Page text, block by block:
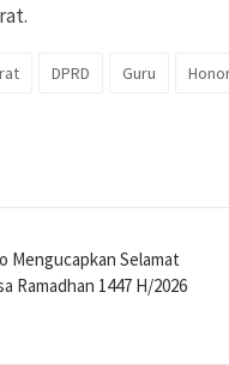
DPRD Guru
Mengucapkan Selamat
Ramadhan 1447 H/2026